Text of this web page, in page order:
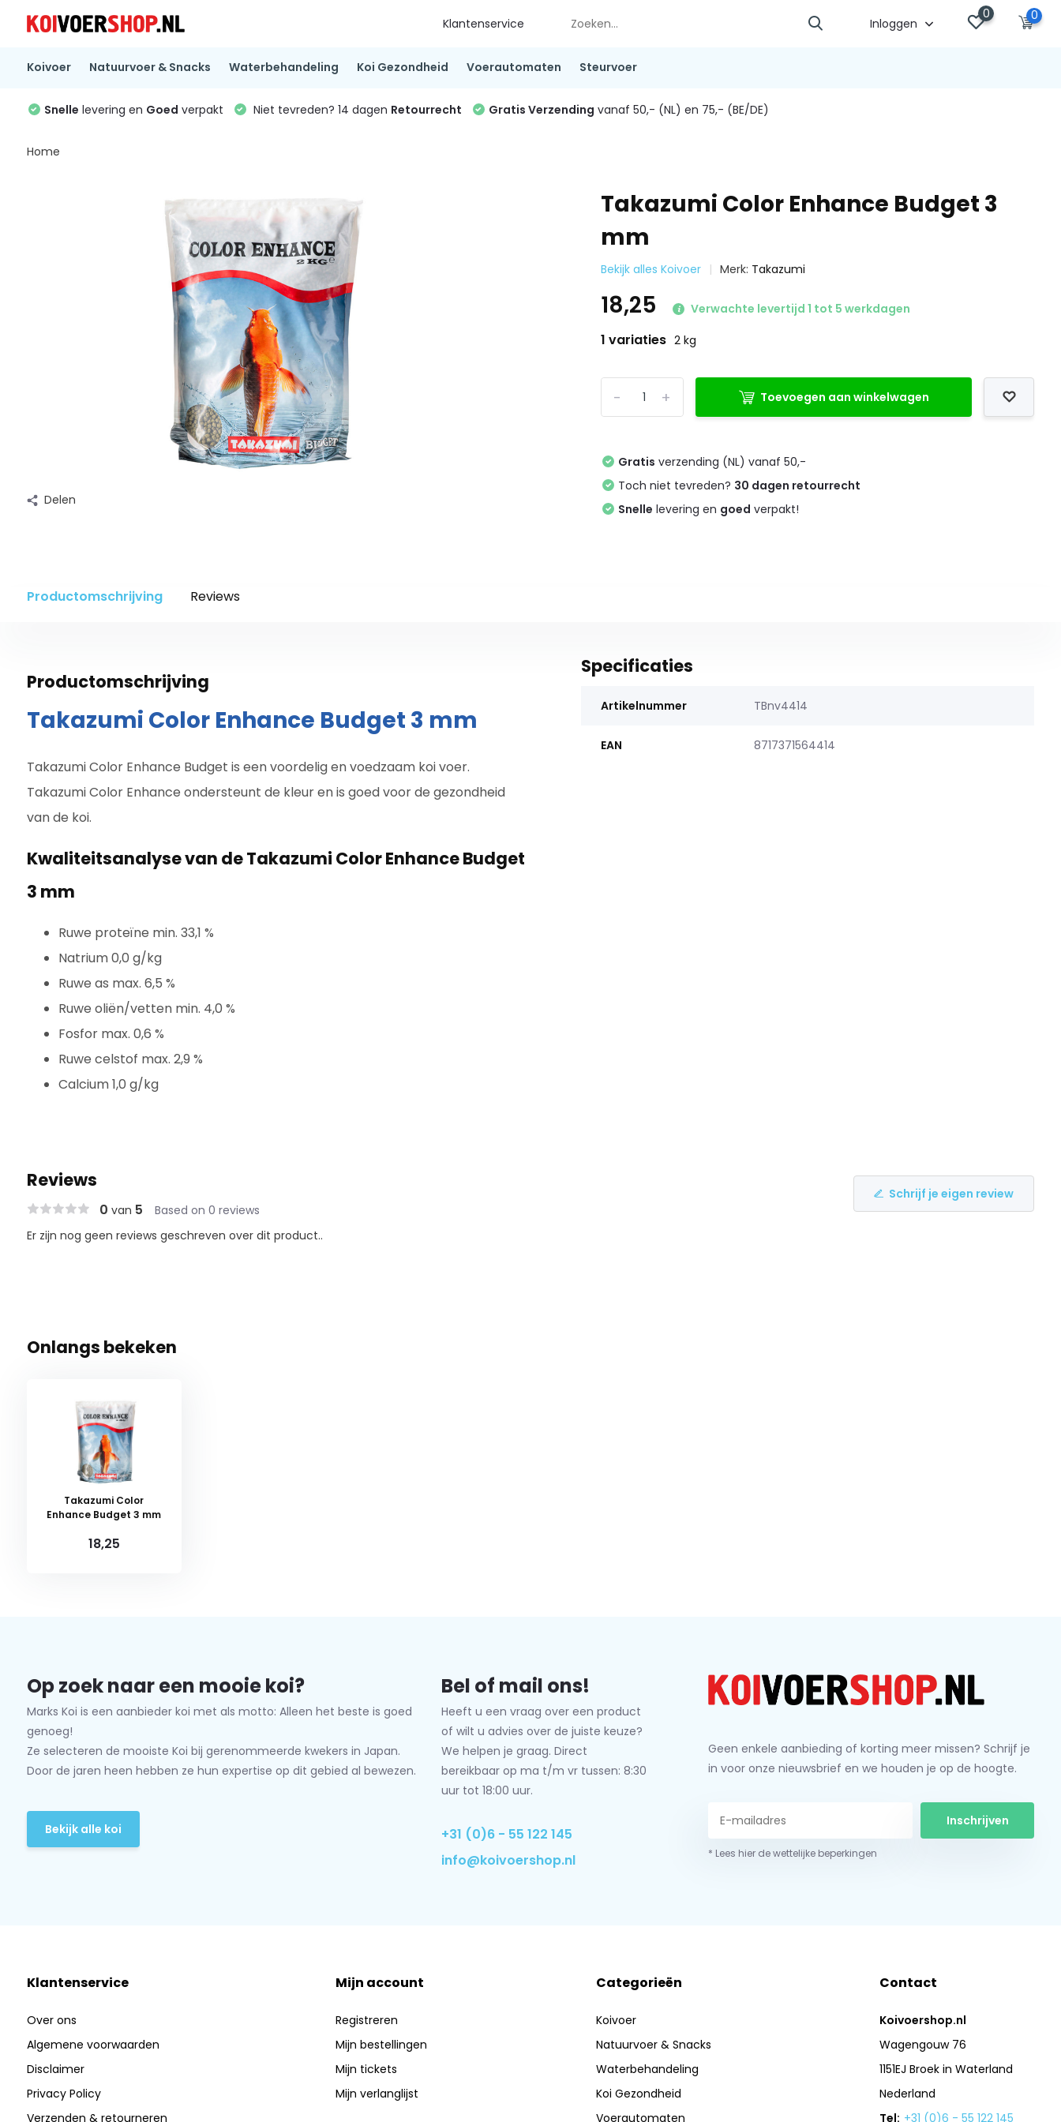
Klantenservice Inloggen
0 0
Koivoer Natuurvoer & Snacks Waterbehandeling Koi Gezondheid Voerautomaten Steurvoer
Snelle levering en Goed verpakt Niet tevreden? 14 dagen Retourrecht Gratis Verzending vanaf 50,- (NL) en 75,- (BE/DE)
Home
Delen
Takazumi Color Enhance Budget 3
mm
Bekijk alles Koivoer Merk: Takazumi
18,25 Verwachte levertijd 1 tot 5 werkdagen
1 variaties 2 kg
+
- Toevoegen aan winkelwagen
Gratis verzending (NL) vanaf 50,-
Toch niet tevreden? 30 dagen retourrecht
Snelle levering en goed verpakt!
Productomschrijving Reviews
Productomschrijving
Takazumi Color Enhance Budget 3 mm
Takazumi Color Enhance Budget is een voordelig en voedzaam koi voer.
Takazumi Color Enhance ondersteunt de kleur en is goed voor de gezondheid
van de koi.
Kwaliteitsanalyse van de Takazumi Color Enhance Budget
3 mm
Ruwe proteïne min. 33,1 %
Natrium 0,0 g/kg
Ruwe as max. 6,5 %
Ruwe oliën/vetten min. 4,0 %
Fosfor max. 0,6 %
Ruwe celstof max. 2,9 %
Calcium 1,0 g/kg
Specificaties
Artikelnummer TBnv4414
EAN 8717371564414
Reviews
0 van 5 Based on 0 reviews
Schrijf je eigen review
Er zijn nog geen reviews geschreven over dit product..
Onlangs bekeken
Takazumi Color
Enhance Budget 3 mm
18,25
Op zoek naar een mooie koi?
Marks Koi is een aanbieder koi met als motto: Alleen het beste is goed
genoeg!
Ze selecteren de mooiste Koi bij gerenommeerde kwekers in Japan.
Door de jaren heen hebben ze hun expertise op dit gebied al bewezen.
Bekijk alle koi
Bel of mail ons!
Heeft u een vraag over een product
of wilt u advies over de juiste keuze?
We helpen je graag. Direct
bereikbaar op ma t/m vr tussen: 8:30
uur tot 18:00 uur.
+31 (0)6 - 55 122 145
info@koivoershop.nl
Geen enkele aanbieding of korting meer missen? Schrijf je
in voor onze nieuwsbrief en we houden je op de hoogte.
Inschrijven
* Lees hier de wettelijke beperkingen
Klantenservice
Over ons
Algemene voorwaarden
Disclaimer
Privacy Policy
Verzenden & retourneren
Mijn account
Registreren
Mijn bestellingen
Mijn tickets
Mijn verlanglijst
Categorieën
Koivoer
Natuurvoer & Snacks
Waterbehandeling
Koi Gezondheid
Voerautomaten
Contact
Koivoershop.nl
Wagengouw 76
1151EJ Broek in Waterland
Nederland
Tel: +31 (0)6 - 55 122 145